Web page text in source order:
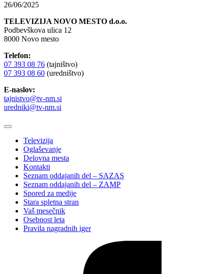
26/06/2025
TELEVIZIJA NOVO MESTO d.o.o.
Podbevškova ulica 12
8000 Novo mesto
Telefon:
07 393 08 76 (tajništvo)
07 393 08 60 (uredništvo)
E-naslov:
tajnistvo@tv-nm.si
uredniki@tv-nm.si
Televizija
Oglaševanje
Delovna mesta
Kontakti
Seznam oddajanih del – SAZAS
Seznam oddajanih del – ZAMP
Spored za medije
Stara spletna stran
Vaš mesečnik
Osebnost leta
Pravila nagradnih iger